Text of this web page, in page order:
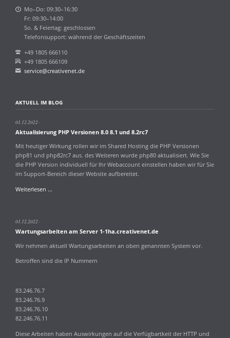
Mo–Do: 09:30–16:30
Fr: 09:30–14:00
So. & Feiertag: geschlossen
Telefonsupport: während der Geschäftszeiten
+49 1805 666110
+49 1805 666109
service@creativenet.de
AKTUELL IM BLOG
01.12.2022
Aktualisierung PHP Versionen 8.0 8.1 und 8.2rc7
Mit heutiger Wirkung rollen wir im Shared Hosting die PHP Versionen
php81 und php82rc7 aus. des Weiteren wurde php80 aktualisiert. Wie Sie
die PHP Version individuell für Ihr Webaccount einstellen haben wir für Sie
im Support-Bereich dieser Website aufbereitet.
Weiterlesen …
und
8.2rc7
01.12.2022
Wartungsarbeiten am Server 1-1ha.creativenet.de
Wir nehmen aktuell Wartungsarbeiten an oben genannten System vor.
Betroffen sind die IP Nummern
83.246.76.7
83.246.76.9
83.246.76.10
82.246.76.11
Diese Arbeiten haben Auswirkungen auf die Verfügbartkeit der HTTP und